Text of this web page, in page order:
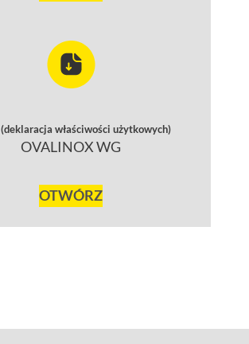
(deklaracja właściwości użytkowych)
OVALINOX WG
OTWÓRZ